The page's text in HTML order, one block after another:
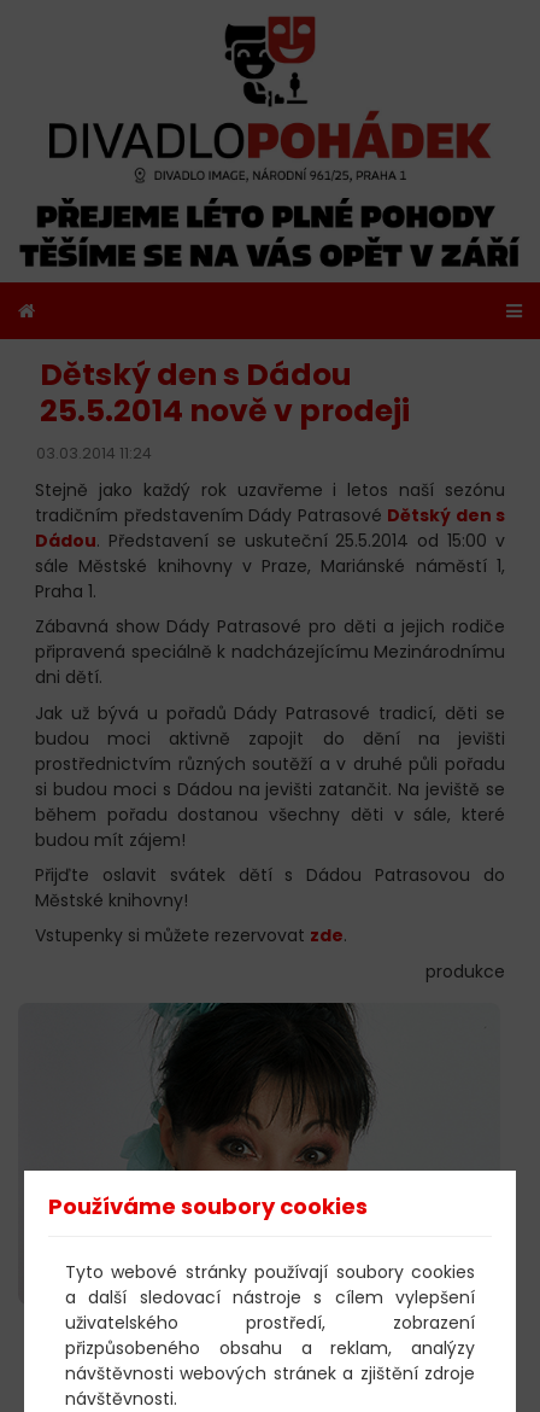
Dětský den s Dádou
25.5.2014 nově v prodeji
03.03.2014 11:24
Stejně jako každý rok uzavřeme i letos naší sezónu
tradičním představením Dády Patrasové Dětský den s
Dádou. Představení se uskuteční 25.5.2014 od 15:00 v
sále Městské knihovny v Praze, Mariánské náměstí 1,
Praha 1.
Zábavná show Dády Patrasové pro děti a jejich rodiče
připravená speciálně k nadcházejícímu Mezinárodnímu
dni dětí.
Jak už bývá u pořadů Dády Patrasové tradicí, děti se
budou moci aktivně zapojit do dění na jevišti
prostřednictvím různých soutěží a v druhé půli pořadu
si budou moci s Dádou na jevišti zatančit. Na jeviště se
během pořadu dostanou všechny děti v sále, které
budou mít zájem!
Přijďte oslavit svátek dětí s Dádou Patrasovou do
Městské knihovny!
Vstupenky si můžete rezervovat zde.
produkce
603 805 271
Používáme soubory cookies
Tyto webové stránky používají soubory cookies
a další sledovací nástroje s cílem vylepšení
uživatelského prostředí, zobrazení
přizpůsobeného obsahu a reklam, analýzy
návštěvnosti webových stránek a zjištění zdroje
návštěvnosti.